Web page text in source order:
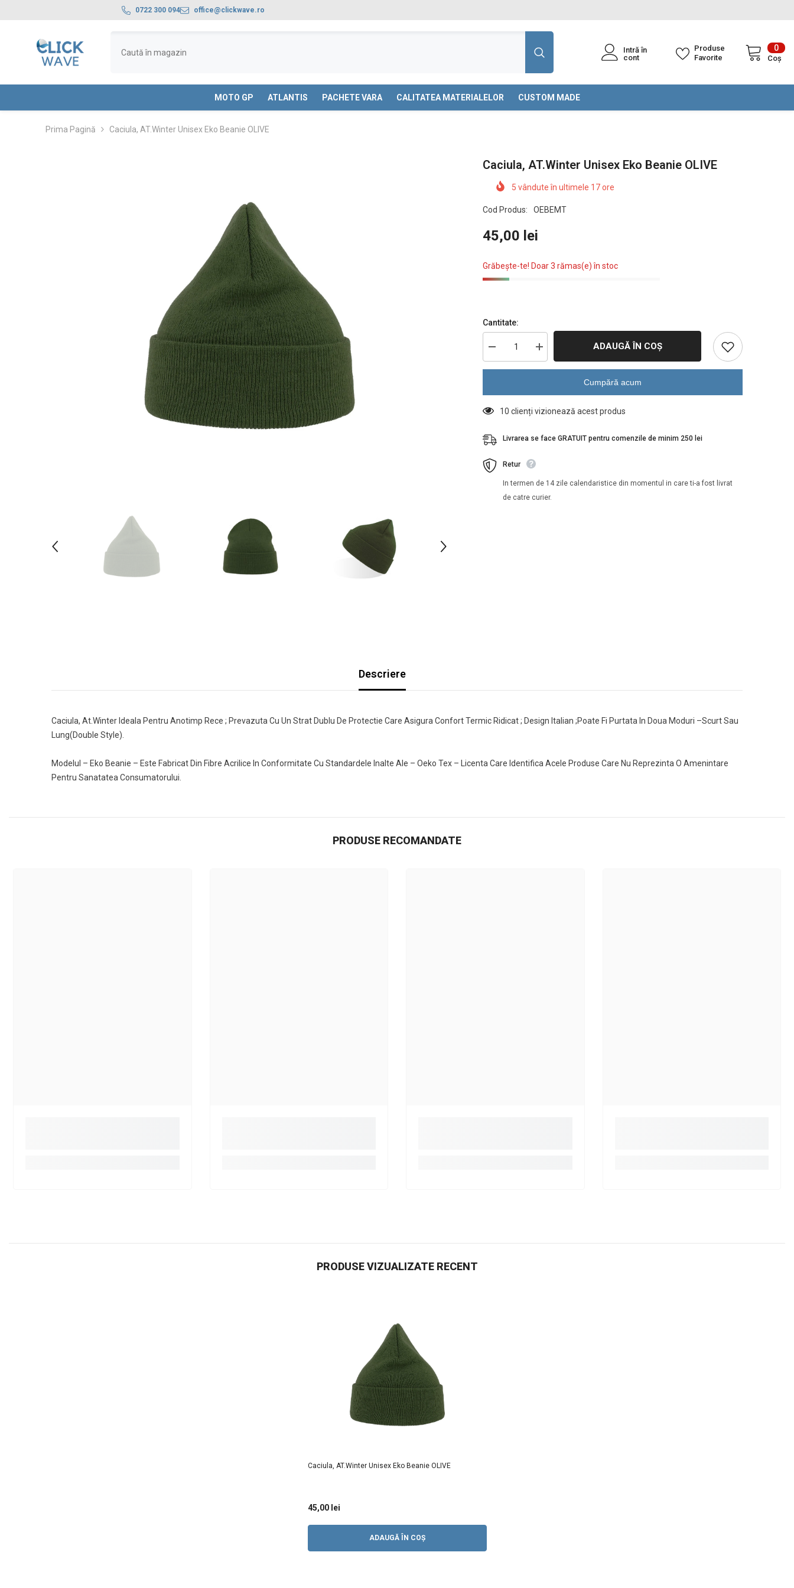
0722 300 094 office@clickwave.ro
00
Coș
Produse
Favorite
Intră în
cont
MOTO GP ATLANTIS PACHETE VARA CALITATEA MATERIALELOR CUSTOM MADE
Prima Pagină Caciula, AT.Winter Unisex Eko Beanie OLIVE
Caciula, AT.Winter Unisex Eko Beanie OLIVE
5 vândute în ultimele 17ore
Cod Produs: OEBEMT
45,00 lei
Grăbește-te! Doar 3 rămas(e) în stoc
Cantitate:
Reduceți
cantitatea
pentru
unisex
beanie
Creșteți
cantitatea
pentru
unisex
beanie
ADAUGĂ ÎN COȘ
Cumpără acum
59 clienți vizionează acest produs
Livrarea se face GRATUIT pentru comenzile de minim 250 lei
Retur
In termen de 14 zile calendaristice din momentul in care ti-a fost livrat
de catre curier.
Descriere
Caciula, At.Winter Ideala Pentru Anotimp Rece ; Prevazuta Cu Un Strat Dublu De Protectie Care Asigura Confort Termic Ridicat ; Design Italian ;Poate Fi Purtata In Doua Moduri –Scurt Sau
Lung(Double Style).
Modelul – Eko Beanie – Este Fabricat Din Fibre Acrilice In Conformitate Cu Standardele Inalte Ale – Oeko Tex – Licenta Care Identifica Acele Produse Care Nu Reprezinta O Amenintare
Pentru Sanatatea Consumatorului.
PRODUSE RECOMANDATE
PRODUSE VIZUALIZATE RECENT
Caciula, AT.Winter Unisex Eko Beanie OLIVE
45,00 lei
ADAUGĂ ÎN COȘ